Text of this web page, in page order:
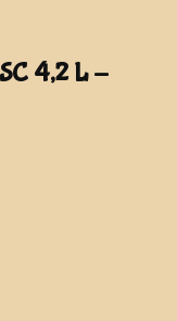
SC 4,2 L -